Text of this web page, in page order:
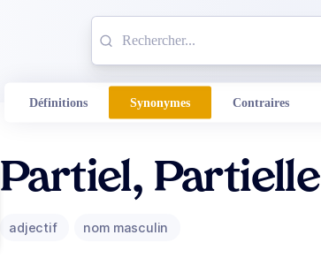
Définitions Synonymes Contraires
Partiel, Partielle
adjectif nom masculin